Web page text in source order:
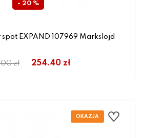
- 20 %
EXPAND 107969 Markslojd
zł 254.40 zł